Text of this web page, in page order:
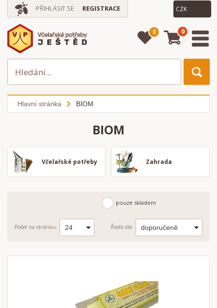
PŘIHLÁSIT SE REGISTRACE
0 0
Hlavní stránka BIOM
BIOM
Včelařské potřeby Zahrada
pouze skladem
Počet na stránku: Řadit dle: